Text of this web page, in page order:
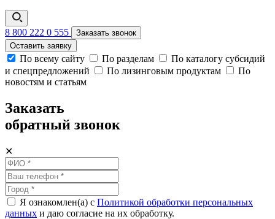
8 800 222 0 555
Заказать звонок
Оставить заявку
По всему сайту По разделам
По каталогу субсидий
и спецпредложений
По лизинговым продуктам
По
новостям и статьям
Заказать
обратный звонок
✕
Я ознакомлен(а) с Политикой обработки персональных
данных и даю согласие на их обработку.